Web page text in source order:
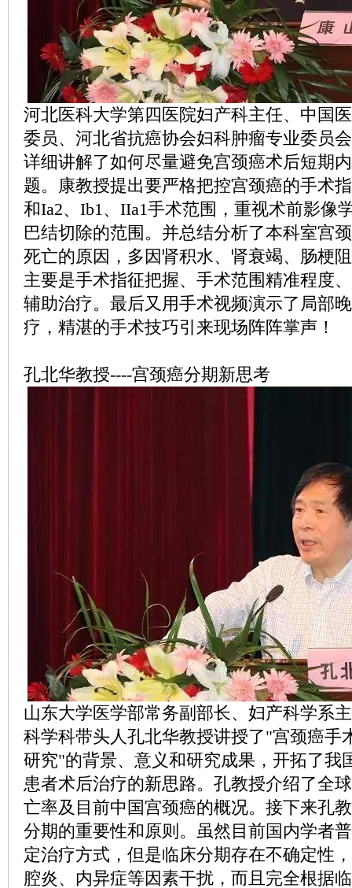
河北医科大学第四医院妇产科主任、中国
委员、河北省抗癌协会妇科肿瘤专业委员
详细讲解了如何尽量避免宫颈癌术后短期
题。康教授提出要严格把控宫颈癌的手术
和Ia2、Ib1、IIa1手术范围，重视术前影像
巴结切除的范围。并总结分析了本科室宫
死亡的原因，多因肾积水、肾衰竭、肠梗
主要是手术指征把握、手术范围精准程度
辅助治疗。最后又用手术视频演示了局部
疗，精湛的手术技巧引来现场阵阵掌声！
孔北华教授----宫颈癌分期新思考
山东大学医学部常务副部长、妇产科学系
科学科带头人孔北华教授讲授了"宫颈癌手
研究"的背景、意义和研究成果，开拓了我
患者术后治疗的新思路。孔教授介绍了全
亡率及目前中国宫颈癌的概况。接下来孔
分期的重要性和原则。虽然目前国内学者
定治疗方式，但是临床分期存在不确定性
腔炎、内异症等因素干扰，而且完全根据